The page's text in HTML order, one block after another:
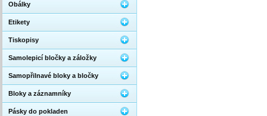
Obálky
Etikety
Tiskopisy
Samolepicí bločky a záložky
Samopřilnavé bloky a bločky
Bloky a záznamníky
Pásky do pokladen